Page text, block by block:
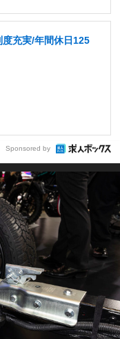
充実/年間休日125
Sponsored by